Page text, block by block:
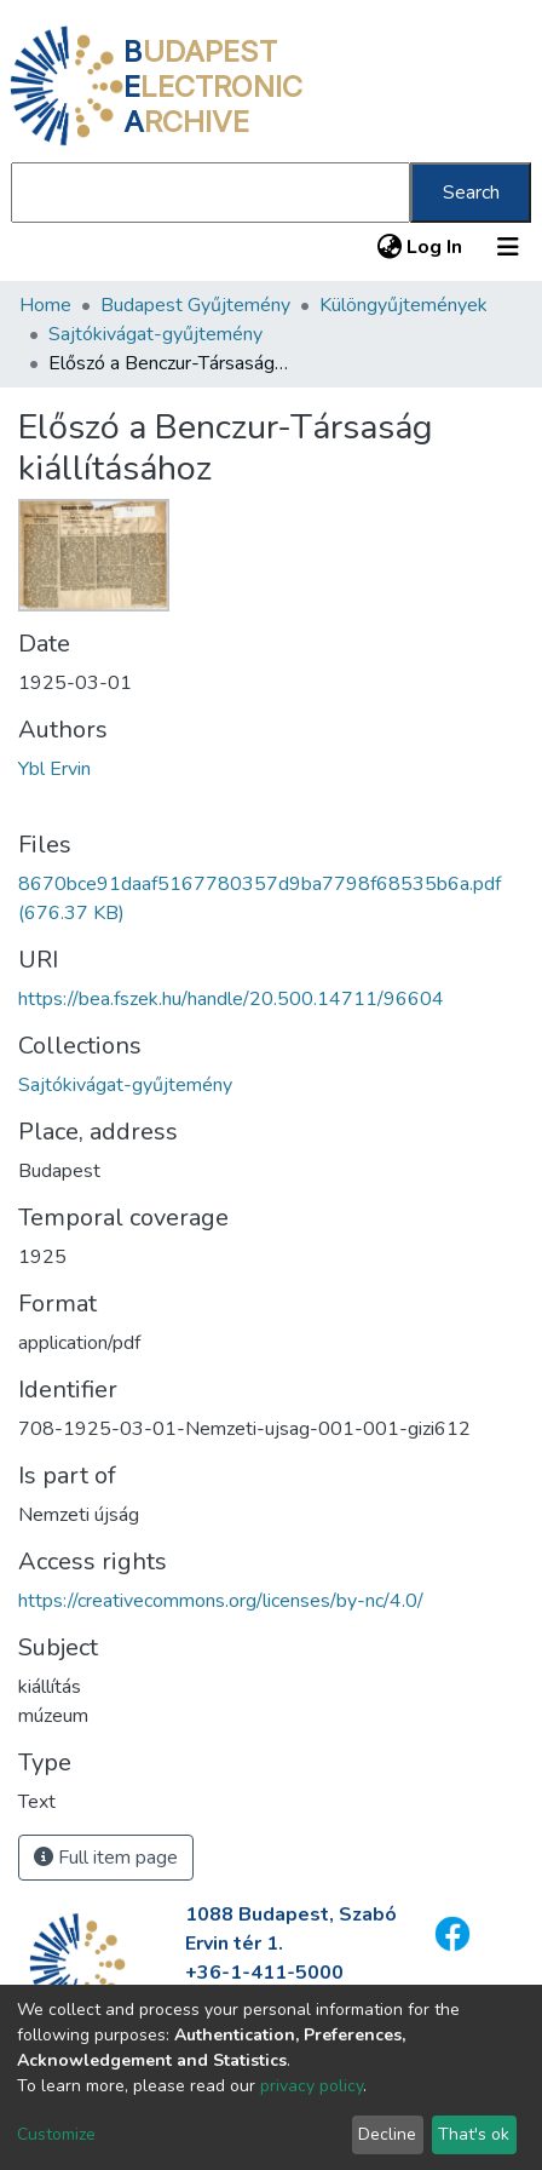
BUDAPEST
ELECTRONIC
ARCHIVE
Search
Log In (current)
Communities & Collections
All of DSpace
About us
Home Budapest Gyűjtemény
Különgyűjtemények
Sajtókivágat-gyűjtemény
Előszó a Benczur-Társaság kiállításához
Előszó a Benczur-Társaság
kiállításához
Date
1925-03-01
Authors
Ybl Ervin
Files
8670bce91daaf5167780357d9ba7798f68535b6a.pdf
(676.37 KB)
URI
https://bea.fszek.hu/handle/20.500.14711/96604
Collections
Sajtókivágat-gyűjtemény
Place, address
Budapest
Temporal coverage
1925
Format
application/pdf
Identifier
708-1925-03-01-Nemzeti-ujsag-001-001-gizi612
Is part of
Nemzeti újság
Access rights
https://creativecommons.org/licenses/by-nc/4.0/
Subject
kiállítás
múzeum
Type
Text
Full item page
1088 Budapest, Szabó
Ervin tér 1.
+36-1-411-5000
info@fszek.hu
https://fszek.hu
We collect and process your personal information for the
following purposes: Authentication, Preferences,
Acknowledgement and Statistics.
To learn more, please read our privacy policy.
Customize Decline That's ok